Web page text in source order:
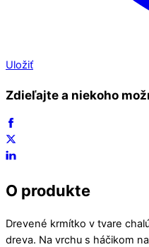
Uložiť
Zdieľajte a niekoho
O produkte
Drevené krmítko v tvare
dreva. Na vrchu s háčikom